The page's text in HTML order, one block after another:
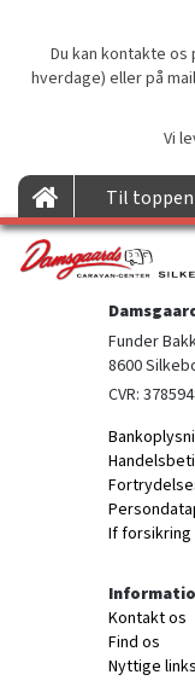
Du kan kontakte os
hverdage) eller på mail
Vi
Til toppen
Funder
8600
CVR:
If forsikring
Kontakt os
Find os
Nyttige links